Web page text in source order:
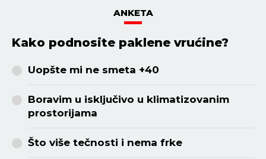
ANKETA
Kako podnosite paklene vrućine?
Uopšte mi ne smeta +40
Boravim u isključivo u klimatizovanim
prostorijama
Što više tečnosti i nema frke